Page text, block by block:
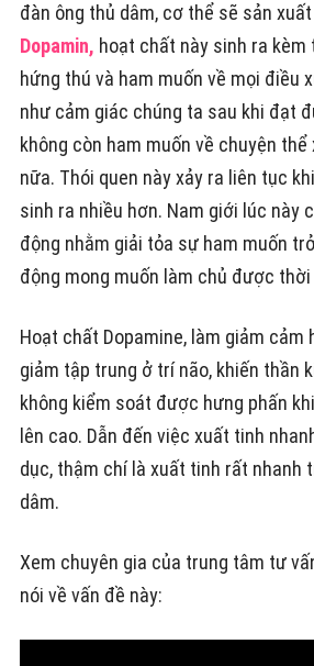
đàn ông thủ dâm, cơ thể sẽ sản
Dopamin, hoạt chất này sinh ra
hứng thú và ham muốn về mọi điều
như cảm giác chúng ta sau khi đạt
không còn ham muốn về chuyện
nữa. Thói quen này xảy ra liên tục
sinh ra nhiều hơn. Nam giới lúc này
động nhằm giải tỏa sự ham muốn
động mong muốn làm chủ được
Hoạt chất Dopamine, làm giảm cảm
giảm tập trung ở trí não, khiến thần
không kiểm soát được hưng phấn
lên cao. Dẫn đến việc xuất tinh
dục, thậm chí là xuất tinh rất nhanh
dâm.
Xem chuyên gia của trung tâm tư
nói về vấn đề này: